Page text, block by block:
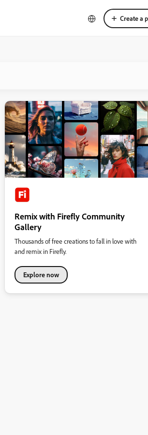
Create a
Remix with Firefly Community
Gallery
Thousands of free creations to fall in love with
and remix in Firefly.
Explore now